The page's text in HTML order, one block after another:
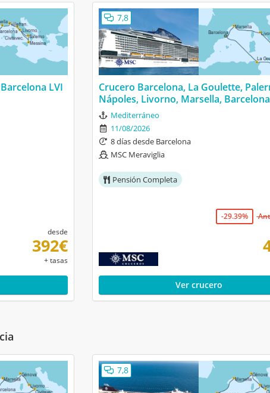
LVI
desde
392€
+ tasas
7,8
Crucero Barcelona, La Goulette,
Nápoles, Livorno, Marsella,
Mediterráneo
11/08/2026
8 días desde Barcelona
MSC Meraviglia
Pensión Completa
-29.39%
Ver crucero
7,8